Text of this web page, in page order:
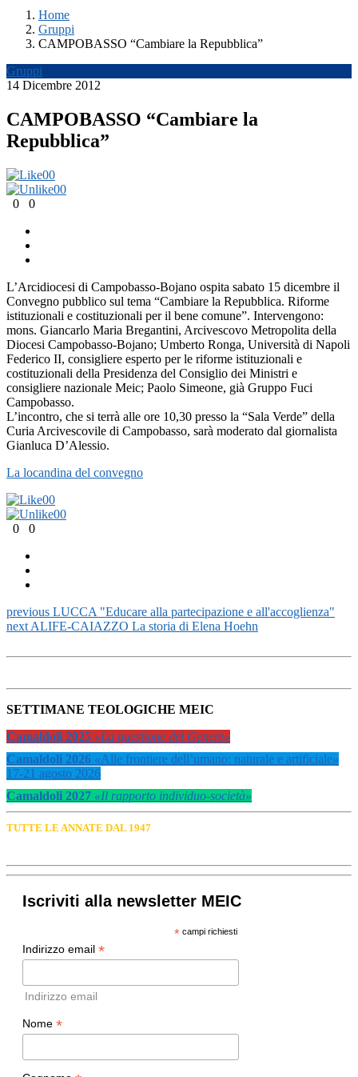
Home
Gruppi
CAMPOBASSO “Cambiare la Repubblica”
Gruppi
14 Dicembre 2012
CAMPOBASSO “Cambiare la
Repubblica”
00
00
0
0
L’Arcidiocesi di Campobasso-Bojano ospita sabato 15 dicembre il
Convegno pubblico sul tema “Cambiare la Repubblica. Riforme
istituzionali e costituzionali per il bene comune”. Intervengono:
mons. Giancarlo Maria Bregantini, Arcivescovo Metropolita della
Diocesi Campobasso-Bojano; Umberto Ronga, Università di Napoli
Federico II, consigliere esperto per le riforme istituzionali e
costituzionali della Presidenza del Consiglio dei Ministri e
consigliere nazionale Meic; Paolo Simeone, già Gruppo Fuci
Campobasso.
L’incontro, che si terrà alle ore 10,30 presso la “Sala Verde” della
Curia Arcivescovile di Campobasso, sarà moderato dal giornalista
Gianluca D’Alessio.
La locandina del convegno
00
00
0
0
previous LUCCA "Educare alla partecipazione e all'accoglienza"
next ALIFE-CAIAZZO La storia di Elena Hoehn
SETTIMANE TEOLOGICHE MEIC
Camaldoli 2025 «La questione del Genere»
Camaldoli 2026 «Alle frontiere dell’umano: naturale e artificiale»
17-21 agosto 2026
Camaldoli 2027 «Il rapporto individuo-società»
TUTTE LE ANNATE DAL 1947
Iscriviti alla newsletter MEIC
*campi richiesti
Indirizzo email *
Indirizzo email
Nome *